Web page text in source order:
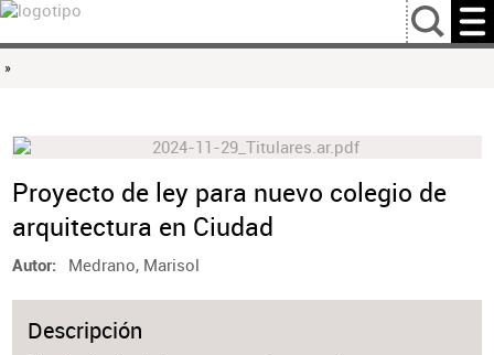
…
»
Proyecto de ley para nuevo colegio de
arquitectura en Ciudad
Autor Medrano, Marisol
Descripción